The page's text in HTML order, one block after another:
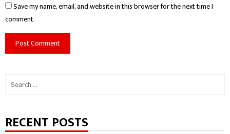
Save my name, email, and website in this browser for the next time I
comment.
Search
RECENT POSTS